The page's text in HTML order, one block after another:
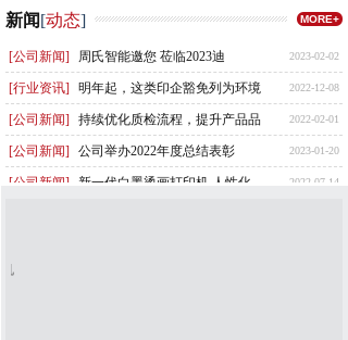
新闻[动态] MORE+
[公司新闻] 周氏智能邀您 莅临2023迪 2023-02-02
[行业资讯] 明年起，这类印企豁免列为环境 2022-12-08
[公司新闻] 持续优化质检流程，提升产品品 2022-02-01
[公司新闻] 公司举办2022年度总结表彰 2023-01-20
[公司新闻] 新一代白墨烫画打印机 人性化 2022-07-14